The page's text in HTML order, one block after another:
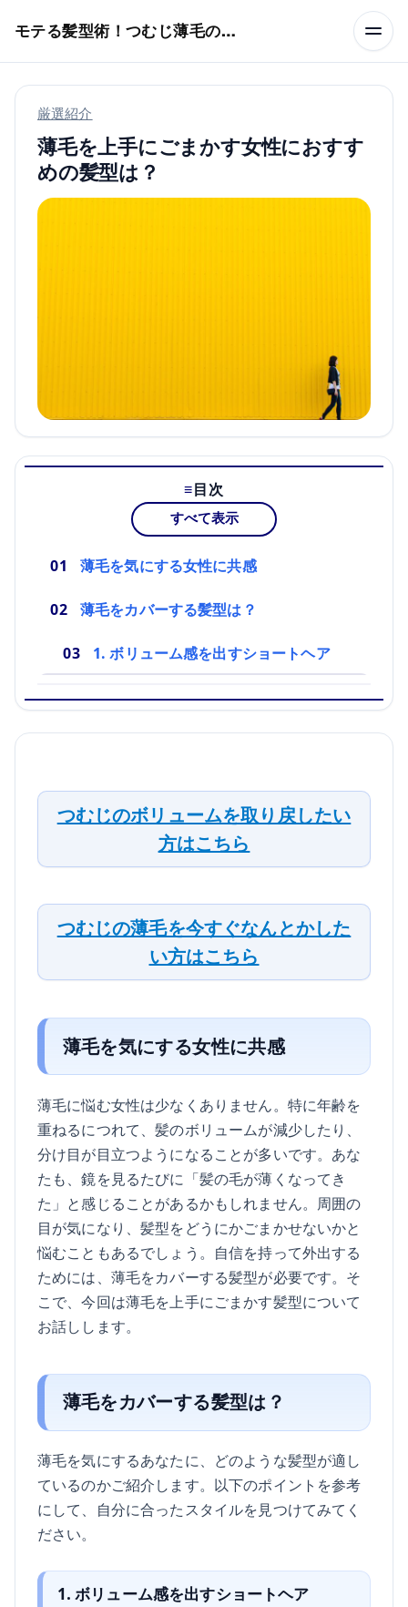
モテる髪型術！つむじ薄毛の隠し方
厳選紹介
薄毛を上手にごまかす女性におすす
めの髪型は？
目次
すべて表示
薄毛を気にする女性に共感
薄毛をカバーする髪型は？
1. ボリューム感を出すショートヘア
つむじのボリュームを取り戻したい
方はこちら
つむじの薄毛を今すぐなんとかした
い方はこちら
薄毛を気にする女性に共感
薄毛に悩む女性は少なくありません。特に年齢を
重ねるにつれて、髪のボリュームが減少したり、
分け目が目立つようになることが多いです。あな
たも、鏡を見るたびに「髪の毛が薄くなってき
た」と感じることがあるかもしれません。周囲の
目が気になり、髪型をどうにかごまかせないかと
悩むこともあるでしょう。自信を持って外出する
ためには、薄毛をカバーする髪型が必要です。そ
こで、今回は薄毛を上手にごまかす髪型について
お話しします。
薄毛をカバーする髪型は？
薄毛を気にするあなたに、どのような髪型が適し
ているのかご紹介します。以下のポイントを参考
にして、自分に合ったスタイルを見つけてみてく
ださい。
1. ボリューム感を出すショートヘア